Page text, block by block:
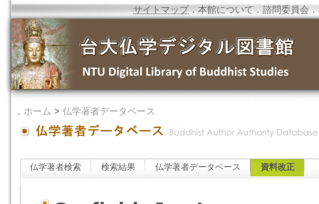
サイトマップ．本館について ．諮問委員会 ．
． ホーム > 仏学著者データベース
仏学著者検索 検索結果 仏学著者データベース 資料改正